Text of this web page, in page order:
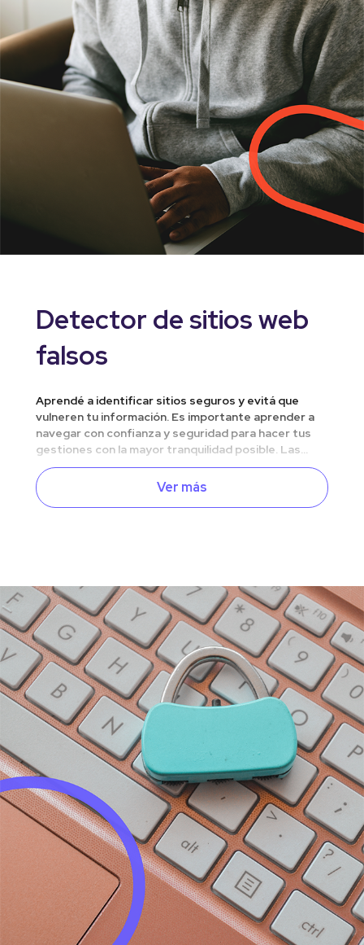
Detector de sitios web
falsos
Aprendé a identificar sitios seguros y evitá que
vulneren tu información. Es importante aprender a
navegar con confianza y seguridad para hacer tus
gestiones con la mayor tranquilidad posible. Las...
Ver más